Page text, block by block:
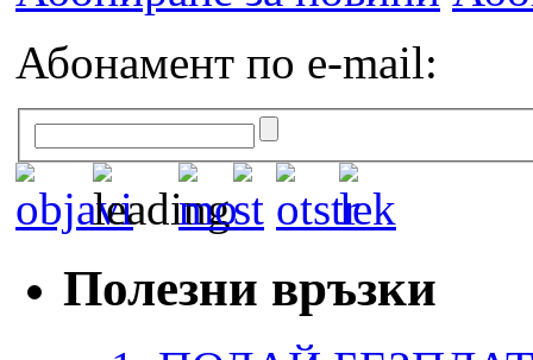
Абонамент по e-mail:
Полезни връзки